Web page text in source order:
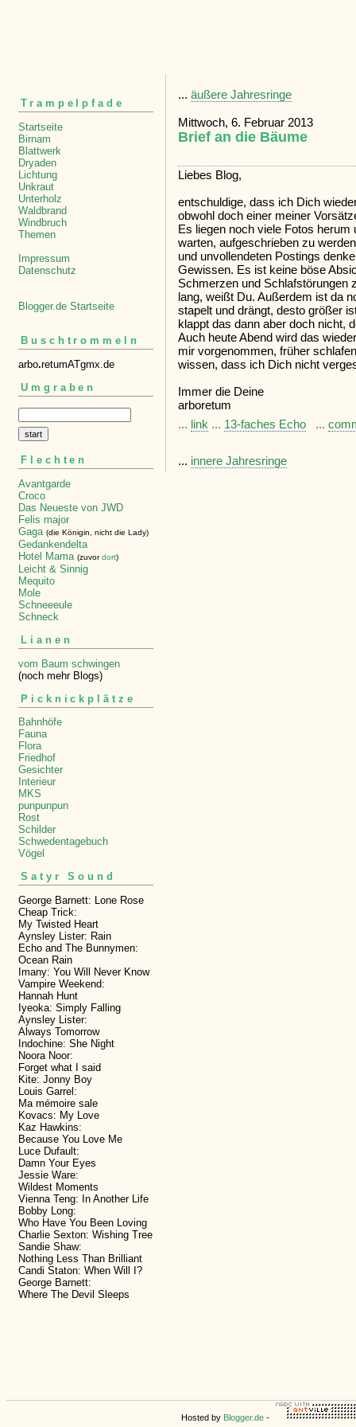
Trampelpfade
Startseite
Birnam
Blattwerk
Dryaden
Lichtung
Unkraut
Unterholz
Waldbrand
Windbruch
Themen
Impressum
Datenschutz
Blogger.de Startseite
Buschtrommeln
arbo.retumATgmx.de
Umgraben
Flechten
Avantgarde
Croco
Das Neueste von JWD
Felis major
Gaga (die Königin, nicht die Lady)
Gedankendelta
Hotel Mama (zuvordort)
Leicht & Sinnig
Mequito
Mole
Schneeeule
Schneck
Lianen
vom Baum schwingen
(noch mehr Blogs)
Picknickplätze
Bahnhöfe
Fauna
Flora
Friedhof
Gesichter
Interieur
MKS
punpunpun
Rost
Schilder
Schwedentagebuch
Vögel
Satyr Sound
George Barnett: Lone Rose
Cheap Trick:
My Twisted Heart
Aynsley Lister: Rain
Echo and The Bunnymen:
Ocean Rain
Imany: You Will Never Know
Vampire Weekend:
Hannah Hunt
Iyeoka: Simply Falling
Aynsley Lister:
Always Tomorrow
Indochine: She Night
Noora Noor:
Forget what I said
Kite: Jonny Boy
Louis Garrel:
Ma mémoire sale
Kovacs: My Love
Kaz Hawkins:
Because You Love Me
Luce Dufault:
Damn Your Eyes
Jessie Ware:
Wildest Moments
Vienna Teng: In Another Life
Bobby Long:
Who Have You Been Loving
Charlie Sexton: Wishing Tree
Sandie Shaw:
Nothing Less Than Brilliant
Candi Staton: When Will I?
George Barnett:
Where The Devil Sleeps
... äußere Jahresringe
Mittwoch, 6. Februar 2013
Brief an die Bäume
Liebes Blog,
entschuldige, dass ich Dich
obwohl doch einer meiner
Es liegen noch viele Fotos
warten, aufgeschrieben zu
und unvollendeten Postings
Gewissen. Es ist keine böse
Schmerzen und Schlafstörungen
lang, weißt Du. Außerdem ist da
stapelt und drängt, desto größer
klappt das dann aber doch nicht,
Auch heute Abend wird das
mir vorgenommen, früher
wissen, dass ich Dich nicht
Immer die Deine
arboretum
... link ... 13-faches Echo ...
... innere Jahresringe
Hosted by Blogger.de-